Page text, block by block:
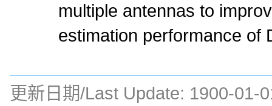
multiple antennas to
estimation performance of
更新日期/Last Update: 1900-01-